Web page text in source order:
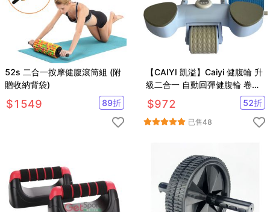
52s 二合一按摩健腹滾筒組 (附
贈收納背袋)
$1549 89折
【CAIYI 凱溢】Caiyi 健腹輪 升
級二合一 自動回彈健腹輪 卷腹
輪 炫腹輪 練腹肌神器 腹肌鍛煉
器
$972 52折
已售48